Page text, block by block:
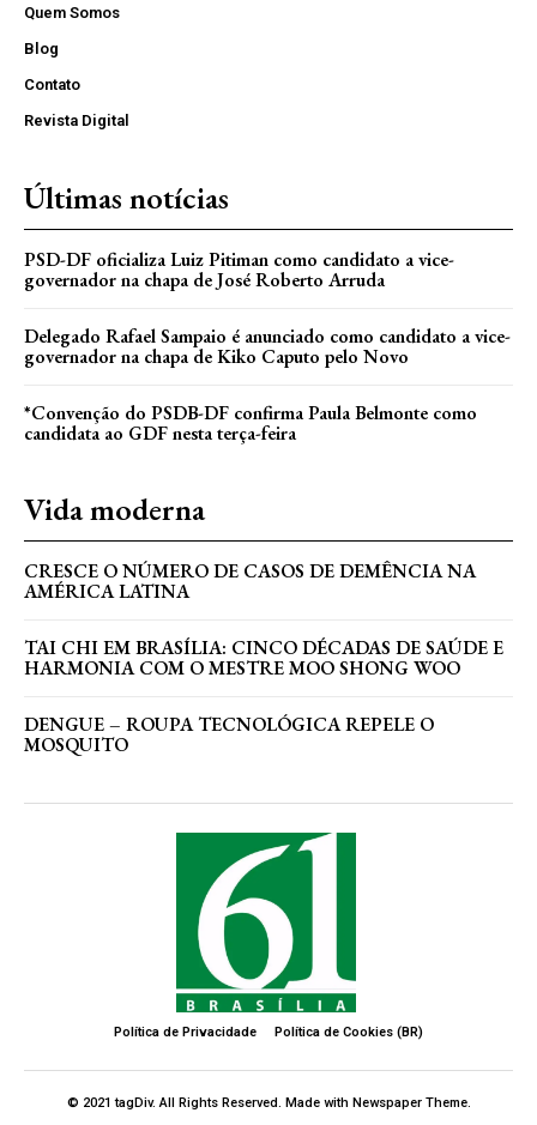
Quem Somos
Blog
Contato
Revista Digital
Últimas notícias
PSD-DF oficializa Luiz Pitiman como candidato a vice-
governador na chapa de José Roberto Arruda
Delegado Rafael Sampaio é anunciado como candidato a vice-
governador na chapa de Kiko Caputo pelo Novo
*Convenção do PSDB-DF confirma Paula Belmonte como
candidata ao GDF nesta terça-feira
Vida moderna
CRESCE O NÚMERO DE CASOS DE DEMÊNCIA NA
AMÉRICA LATINA
TAI CHI EM BRASÍLIA: CINCO DÉCADAS DE SAÚDE E
HARMONIA COM O MESTRE MOO SHONG WOO
DENGUE – ROUPA TECNOLÓGICA REPELE O
MOSQUITO
Política de Privacidade Política de Cookies (BR)
© 2021 tagDiv. All Rights Reserved. Made with Newspaper Theme.